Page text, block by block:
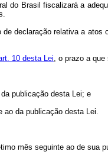
do Brasil fiscalizará a
declaração relativa a atos
10 desta Lei, o prazo a que
publicação desta Lei; e
ao da publicação desta Lei.
mês seguinte ao de sua